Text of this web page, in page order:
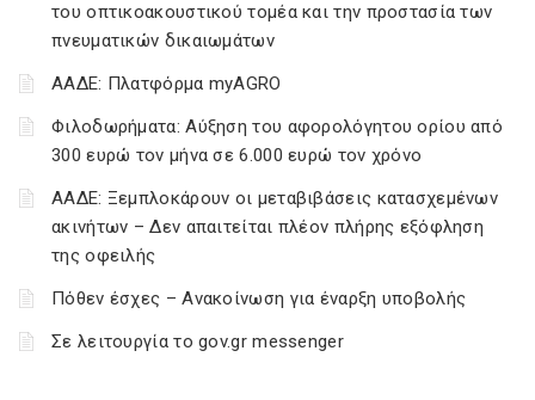
του οπτικοακουστικού τομέα και την προστασία των
πνευματικών δικαιωμάτων
ΑΑΔΕ: Πλατφόρμα myAGRO
Φιλοδωρήματα: Αύξηση του αφορολόγητου ορίου από
300 ευρώ τον μήνα σε 6.000 ευρώ τον χρόνο
ΑΑΔΕ: Ξεμπλοκάρουν οι μεταβιβάσεις κατασχεμένων
ακινήτων – Δεν απαιτείται πλέον πλήρης εξόφληση
της οφειλής
Πόθεν έσχες – Ανακοίνωση για έναρξη υποβολής
Σε λειτουργία το gov.gr messenger